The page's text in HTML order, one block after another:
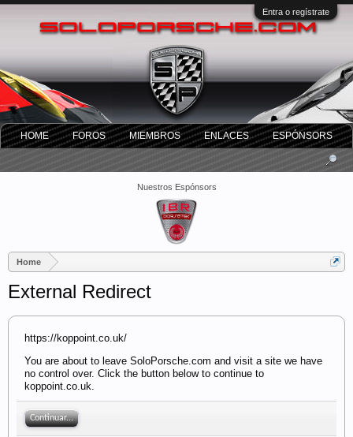
Entra o regístrate
Nuestros Espónsors
Home
External Redirect
https://koppoint.co.uk/
You are about to leave SoloPorsche.com and visit a site we have
no control over. Click the button below to continue to
koppoint.co.uk.
Continuar...
HOME FOROS MIEMBROS ENLACES ESPÓNSORS